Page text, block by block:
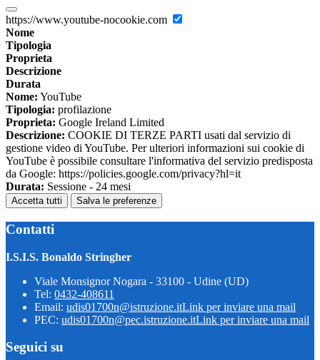
https://www.youtube-nocookie.com
Nome
Tipologia
Proprieta
Descrizione
Durata
Nome: YouTube
Tipologia: profilazione
Proprieta: Google Ireland Limited
Descrizione: COOKIE DI TERZE PARTI usati dal servizio di
gestione video di YouTube. Per ulteriori informazioni sui cookie di
YouTube è possibile consultare l'informativa del servizio predisposta
da Google: https://policies.google.com/privacy?hl=it
Durata: Sessione - 24 mesi
Accetta tutti Salva le preferenze
Contatti
I.S.I.S. Bonaldo Stringher
Viale Monsignor Nogara - 33100 - Udine (UD)
Tel: 0432-408611
Email: udis01700n@istruzione.itLink per inviare una mail
PEC: udis01700n@pec.istruzione.itLink per inviare una mail
Seguici su